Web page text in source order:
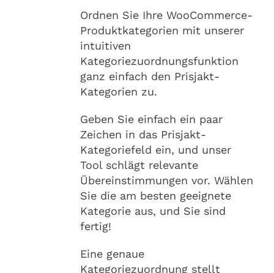
Ordnen Sie Ihre WooCommerce-
Produktkategorien mit unserer
intuitiven
Kategoriezuordnungsfunktion
ganz einfach den Prisjakt-
Kategorien zu.
Geben Sie einfach ein paar
Zeichen in das Prisjakt-
Kategoriefeld ein, und unser
Tool schlägt relevante
Übereinstimmungen vor. Wählen
Sie die am besten geeignete
Kategorie aus, und Sie sind
fertig!
Eine genaue
Kategoriezuordnung stellt